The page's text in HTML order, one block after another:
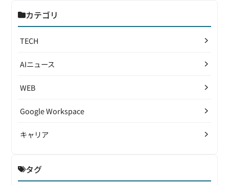
カテゴリ
TECH
AIニュース
WEB
Google Workspace
キャリア
タグ